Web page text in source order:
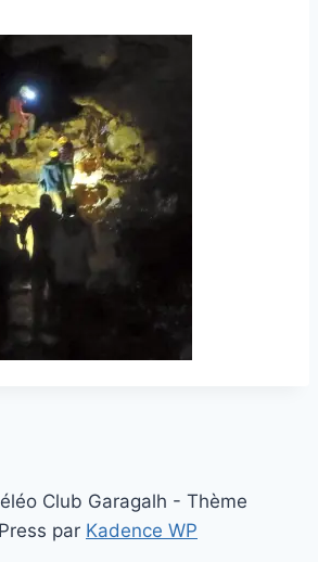
Club Garagalh - Thème
par Kadence WP